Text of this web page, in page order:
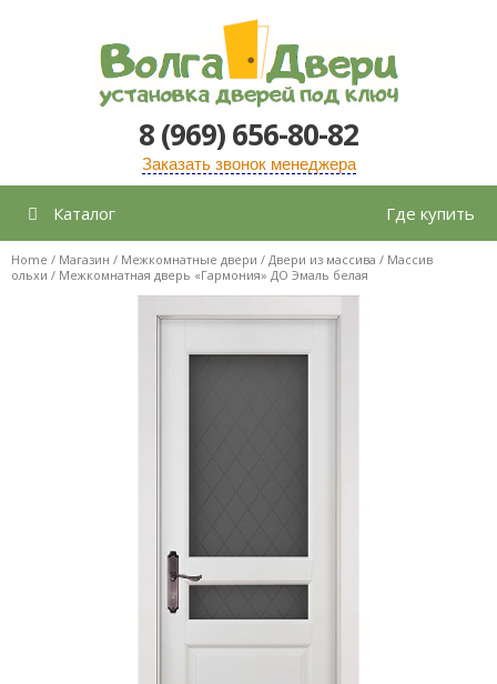
содержимому
8 (969) 656-80-82
Заказать звонок менеджера
Каталог Где купить
Home / Магазин / Межкомнатные двери / Двери из массива / Массив
ольхи / Межкомнатная дверь «Гармония» ДО Эмаль белая